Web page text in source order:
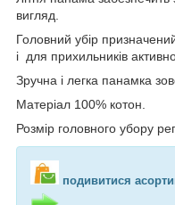
вигляд.
Головний убір
і для прихильників
Зручна і легка панамка
Матеріал 100% котон.
Розмір головного убору
подивитися